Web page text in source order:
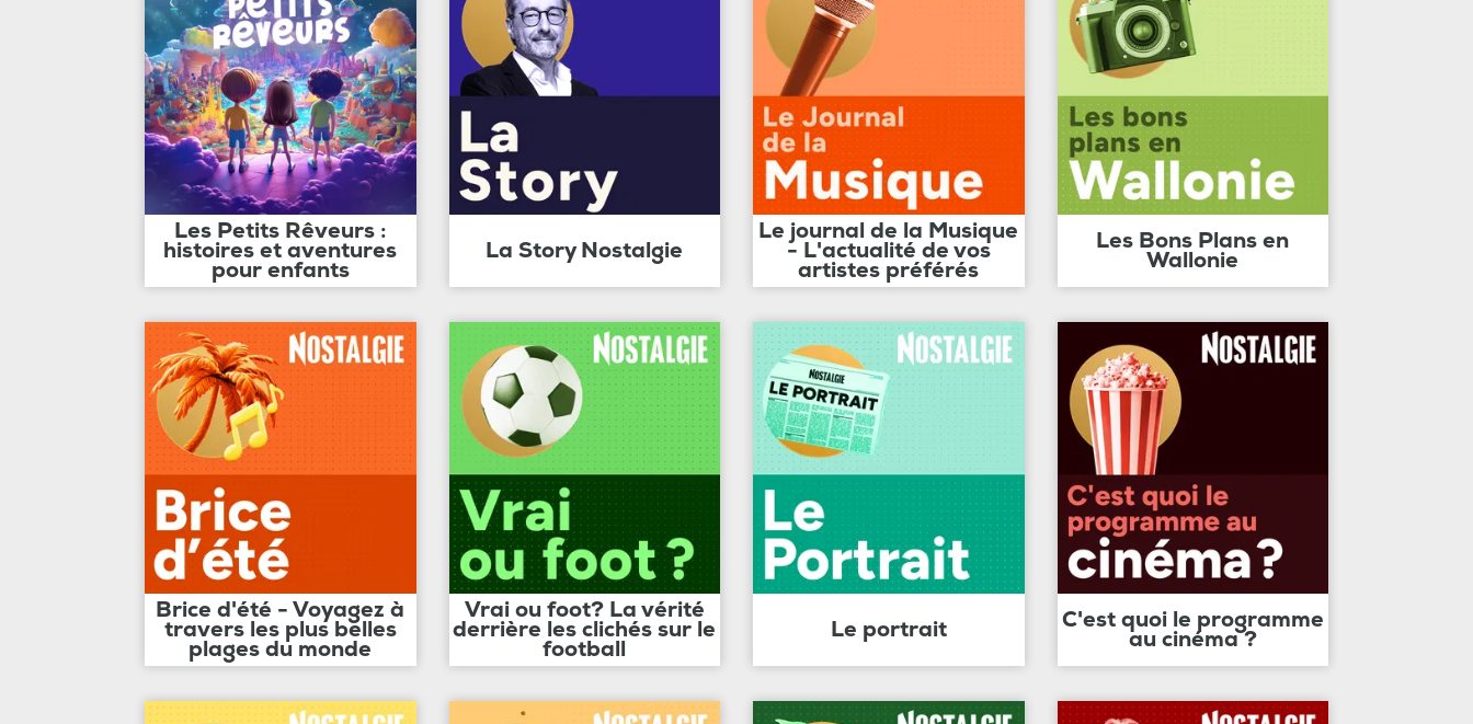
Les Petits Rêveurs :
histoires et aventures
pour enfants
La Story Nostalgie
Le journal de la Musique
- L'actualité de vos
artistes préférés
Les Bons Plans en
Wallonie
Brice d'été - Voyagez à
travers les plus belles
plages du monde
Vrai ou foot? La vérité
derrière les clichés sur le
football
Le portrait C'est quoi le programme
au cinéma ?